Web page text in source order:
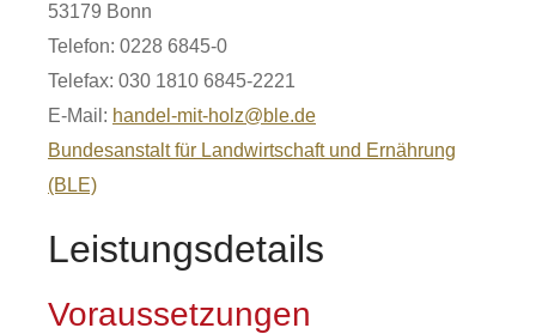
53179 Bonn
Telefon: 0228 6845-0
Telefax: 030 1810 6845-2221
E-Mail: handel-mit-holz@ble.de
Bundesanstalt für Landwirtschaft und Ernährung
(BLE)
Leistungsdetails
Voraussetzungen